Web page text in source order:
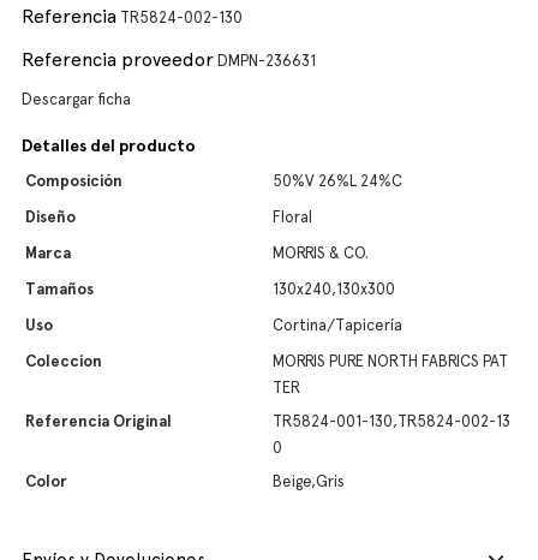
Referencia TR5824-002-130
Referencia proveedor DMPN-236631
Descargar ficha
Detalles del producto
Composición
50%V 26%L 24%C
Diseño
Floral
Marca
MORRIS & CO.
Tamaños
130x240,130x300
Uso
Cortina/Tapicería
Coleccion
MORRIS PURE NORTH FABRICS PAT
TER
Referencia Original
TR5824-001-130,TR5824-002-13
0
Color
Beige,Gris